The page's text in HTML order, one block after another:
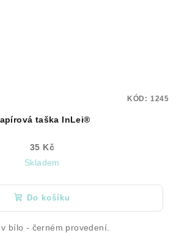
taška InLei®
35 Kč
Skladem
Do košíku
v bílo - černém provedení.
KÓD: 1245